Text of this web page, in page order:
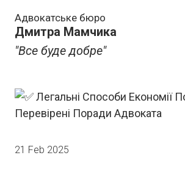
Адвокатське бюро
Дмитра Мамчика
"Все буде добре"
21 Feb 2025